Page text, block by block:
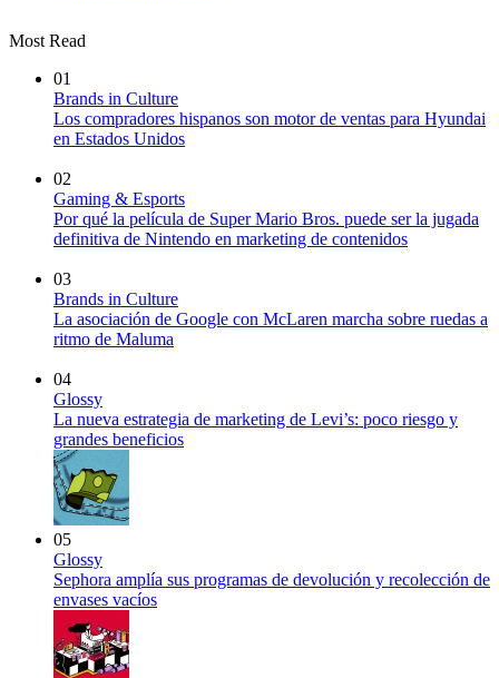
Most Read
01
Brands in Culture
Los compradores hispanos son motor de ventas para Hyundai
en Estados Unidos
02
Gaming & Esports
Por qué la película de Super Mario Bros. puede ser la jugada
definitiva de Nintendo en marketing de contenidos
03
Brands in Culture
La asociación de Google con McLaren marcha sobre ruedas a
ritmo de Maluma
04
Glossy
La nueva estrategia de marketing de Levi’s: poco riesgo y
grandes beneficios
05
Glossy
Sephora amplía sus programas de devolución y recolección de
envases vacíos